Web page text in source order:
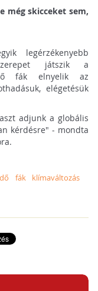
még skicceket sem,
legérzékenyebb
játszik a
fák elnyelik az
elégetésük
adjunk a globális
kérdésre" - mondta
fák
klímaváltozás